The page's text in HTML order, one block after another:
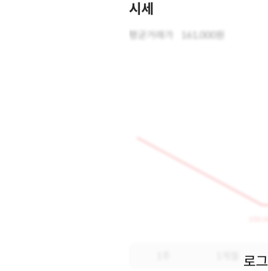
시세
로
평균거래가 161,000원